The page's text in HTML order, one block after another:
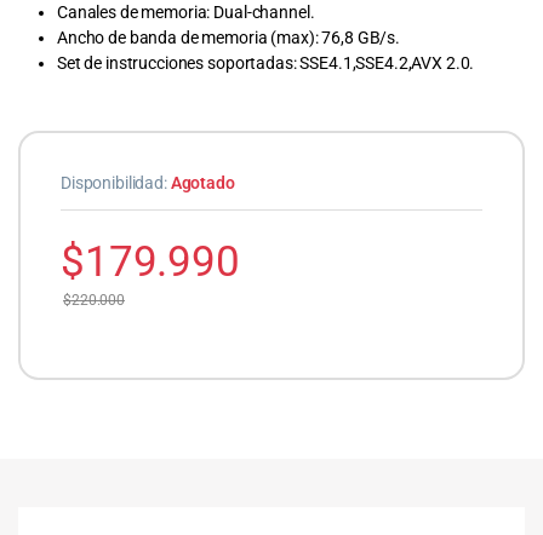
Canales de memoria: Dual-channel.
Ancho de banda de memoria (max): 76,8 GB/s.
Set de instrucciones soportadas: SSE4.1,SSE4.2,AVX 2.0.
Disponibilidad:Agotado
$179.990
$220.000